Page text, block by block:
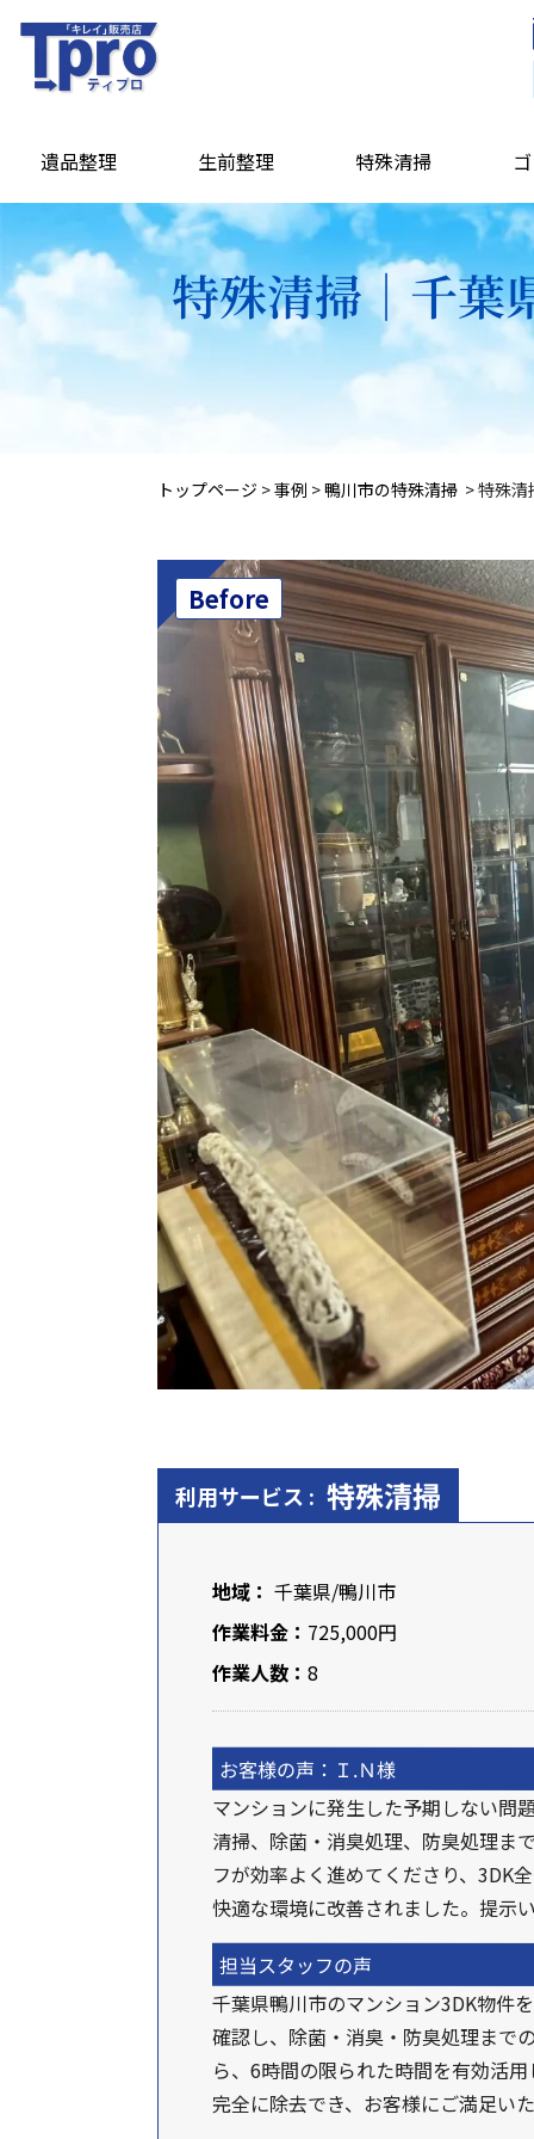
遺品整理 生前整理 特殊清掃
特殊清掃｜千葉
トップページ >事例 >鴨川市の特殊清掃 >特殊清
Before
利用サービス : 特殊清掃
地域： 千葉県/鴨川市
作業料金： 725,000円
作業人数： 8
お客様の声：Ｉ.Ｎ様
マンションに発生した予期しない問
清掃、除菌・消臭処理、防臭処理ま
フが効率よく進めてくださり、3DK
快適な環境に改善されました。提示
担当スタッフの声
千葉県鴨川市のマンション3DK物件
確認し、除菌・消臭・防臭処理まで
ら、6時間の限られた時間を有効活
完全に除去でき、お客様にご満足い